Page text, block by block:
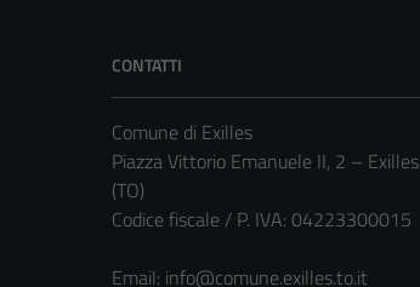
CONTATTI
Comune di Exilles
Piazza Vittorio Emanuele II, 2 – Exilles
(TO)
Codice fiscale / P. IVA: 04223300015
Email: info@comune.exilles.to.it